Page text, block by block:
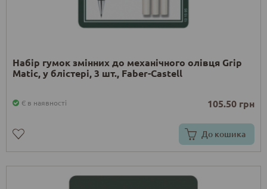
Набір гумок змінних до механічного олівця Grip
Matic, у блістері, 3 шт., Faber-Castell
Є в наявності 105.50 грн
До кошика